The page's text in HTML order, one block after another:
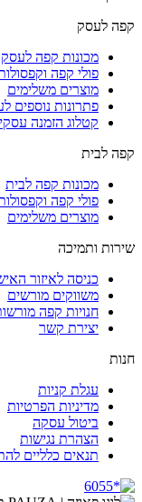
קפה לעסק
מכונות קפה לעסק
פולי קפה
מוצרים משלימים
פתרונות נוספים
קטלוג הזמנה עסקי
קפה לבית
מכונות קפה לבית
פולי קפה
מוצרים משלימים
שירות ותמיכה
כניסה לאיזור
משווקים מורשים
חנויות קפה
יצירת קשר
חנות
עגלת קניות
מדיניות הפרטיות
ביטול עסקה
הצהרת נגישות
תנאים כלליים